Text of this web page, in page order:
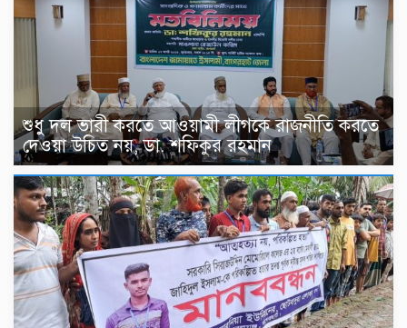
শুধু দল ভারী করতে আওয়ামী লীগকে রাজনীতি করতে
দেওয়া উচিত নয়, ডা. শফিকুর রহমান